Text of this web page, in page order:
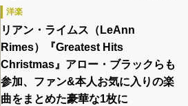
洋楽
リアン・ライムス（LeAnn
Rimes）『Greatest Hits
Christmas』アロー・ブラックらも
参加、ファン&本人お気に入りの楽
曲をまとめた豪華な1枚に